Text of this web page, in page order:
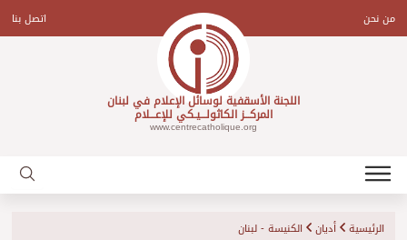
contentمن نحن اتصل بنا
اللجنة الأسقفية لوسائل الإعلام في لبنان
المركـــز الكاثولـــيـكي للإعـــلام
www.centrecatholique.org
الرئيسية أديان الكنيسة - لبنان